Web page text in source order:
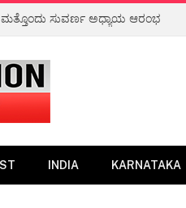
ಸುವರ್ಣ ಅಧ್ಯಾಯ ಆರಂಭ
INDIA KARNATAKA